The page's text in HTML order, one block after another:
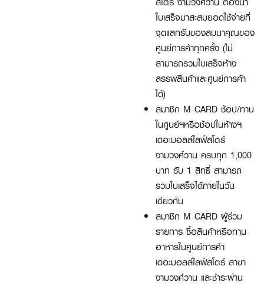
ใบเสร็จมาสะสมยอดใช้จ่ายที่
จุดแลกรับของสมนาคุณของ
ศูนย์การค้าทุกครั้ง (ไม่
สามารถรวมใบเสร็จห้าง
สรรพสินค้าและศูนย์การค้า
ได้)
สมาชิก M CARD ช้อป/ทาน
ในศูนย์ฯหรือช้อปในห้างฯ
เดอะมอลล์ไลฟ์สโตร์
งามวงศ์วาน ครบทุก 1,000
บาท รับ 1 สิทธิ์ สามารถ
รวมใบเสร็จได้ภายในวัน
เดียวกัน
สมาชิก M CARD ผู้ร่วม
รายการ ซื้อสินค้าหรือทาน
อาหารในศูนย์การค้า
เดอะมอลล์ไลฟ์สโตร์ สาขา
งามวงศ์วาน และชำระผ่าน